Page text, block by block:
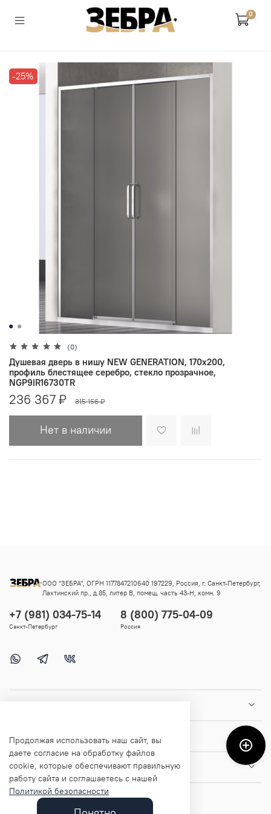
0
-25%
(0)
Душевая дверь в нишу NEW GENERATION, 170x200,
профиль блестящее серебро, стекло прозрачное,
NGP9IR16730TR
236 367 ₽ 315 156 ₽
Нет в наличии
Помощь и информация
О магазине
+7 (981) 034-75-14
Санкт-Петербург
8 (800) 775-04-09
Россия
ООО "ЗЕБРА", ОГРН 1177847210640 197229, Россия, г. Санкт-Петербург,
Лахтинский пр., д.85, литер В, помещ. часть 43-Н, комн. 9
Продолжая использовать наш сайт, вы
даете согласие на обработку файлов
cookie, которые обеспечивают правильную
работу сайта и соглашаетесь с нашей
Политикой безопасности